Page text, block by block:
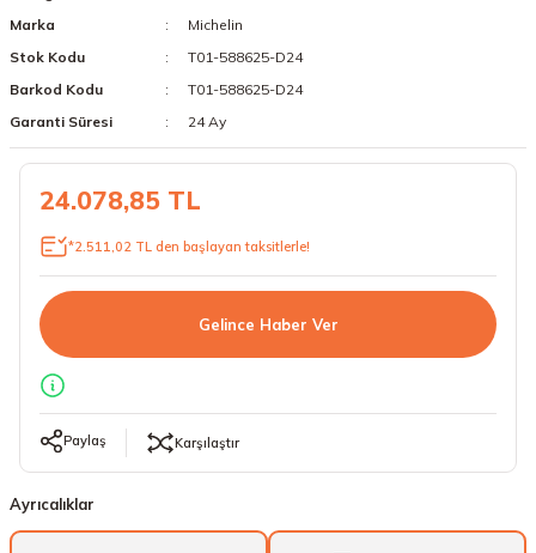
19 Lastikler
20 Lastikler
23 Lastikler
Marka
Michelin
Stok Kodu
T01-588625-D24
Barkod Kodu
T01-588625-D24
Garanti Süresi
24 Ay
24.078,85 TL
*2.511,02 TL den başlayan taksitlerle!
Gelince Haber Ver
Paylaş Karşılaştır
Ayrıcalıklar